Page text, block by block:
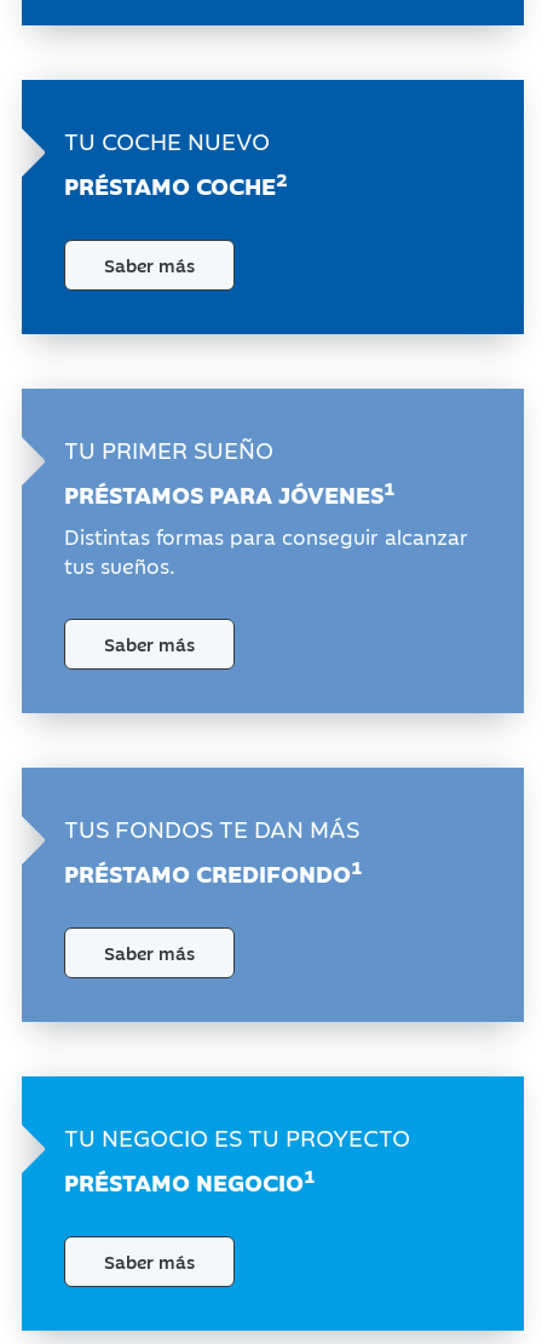
TU COCHE NUEVO
PRÉSTAMOCOCHE2
Saber más
TU PRIMER SUEÑO
PRÉSTAMOS PARAJÓVENES1
Distintas formas para conseguir alcanzar
tus sueños.
Saber más
TUS FONDOSTE DAN MÁS
PRÉSTAMOCREDIFONDO1
Saber más
TU NEGOCIO ES TU PROYECTO
PRÉSTAMO NEGOCIO1
Saber más